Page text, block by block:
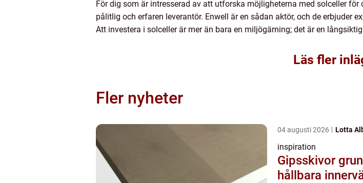
För dig som är intresserad av att utforska möjligheterna med solceller
pålitlig och erfaren leverantör. Enwell är en sådan aktör, och de erbjuder
Att investera i solceller är mer än bara en miljögärning; det är en
Läs fler
Fler nyheter
04 augusti 2026 Lotta
inspiration
Gipsskivor grunden i moderna,
hållbara